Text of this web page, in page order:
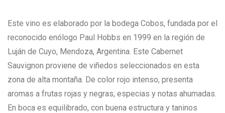
Este vino es elaborado por la bodega Cobos, fundada por el
reconocido enólogo Paul Hobbs en 1999 en la región de
Luján de Cuyo, Mendoza, Argentina. Este Cabernet
Sauvignon proviene de viñedos seleccionados en esta
zona de alta montaña. De color rojo intenso, presenta
aromas a frutas rojas y negras, especias y notas ahumadas.
En boca es equilibrado, con buena estructura y taninos